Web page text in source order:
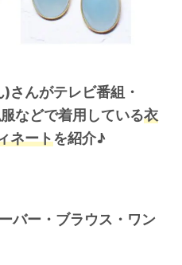
さんがテレビ番組・
などで着用している衣
ネートを紹介♪
バー・ブラウス・ワン